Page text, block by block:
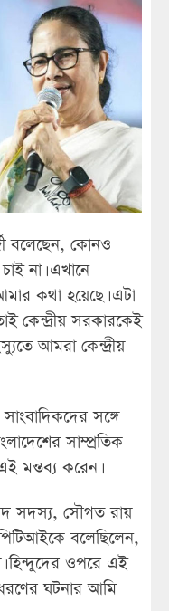
বলেছেন, কোনও
না। এখানে
কথা হয়েছে। এটা
কেন্দ্রীয় সরকারকেই
আমরা কেন্দ্রীয়
সঙ্গে
সাম্প্রতিক
মন্তব্য করেন।
সৌগত রায়
বলেছিলেন,
হিন্দুদের ওপরে এই
ঘটনার আমি